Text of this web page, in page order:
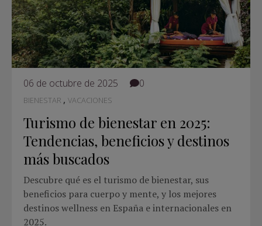
06 de octubre de 2025 0
BIENESTAR , VACACIONES
Turismo de bienestar en 2025:
Tendencias, beneficios y destinos
más buscados
Descubre qué es el turismo de bienestar, sus
beneficios para cuerpo y mente, y los mejores
destinos wellness en España e internacionales en
2025.